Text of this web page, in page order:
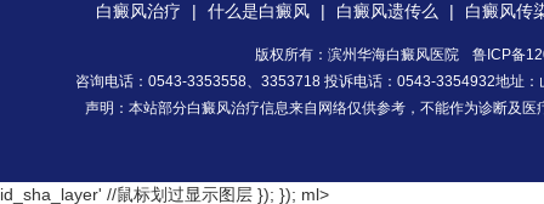
白癜风治疗 | 什么是白癜风 | 白癜风遗传么 | 白癜风传
版权所有：滨州华海白癜风医院
鲁ICP备
咨询电话：0543-3353558、3353718 投诉电话：0543-3354932地址
声明：本站部分白癜风治疗信息来自网络仅供参考，不能作为诊断及
id_sha_layer' //鼠标划过显示图层 }); }); ml>